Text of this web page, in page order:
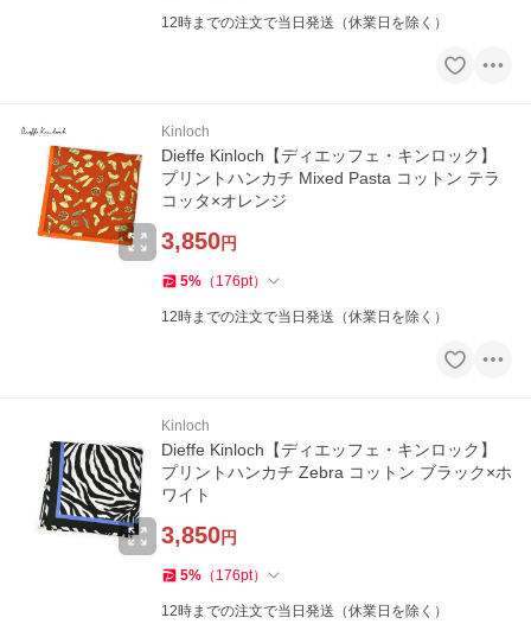
12時までの注文で当日発送（休業日を除く）
Kinloch
Dieffe Kinloch【ディエッフェ・キンロック】
プリントハンカチ Mixed Pasta コットン テラ
コッタ×オレンジ
3,850円
5% （ 176pt）
12時までの注文で当日発送（休業日を除く）
Kinloch
Dieffe Kinloch【ディエッフェ・キンロック】
プリントハンカチ Zebra コットン ブラック×ホ
ワイト
3,850円
5% （ 176pt）
12時までの注文で当日発送（休業日を除く）